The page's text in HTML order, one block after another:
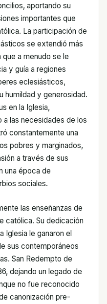
aportando su
importantes que
La participación de
se extendió más
a menudo se le
y guía a regiones
eclesiásticos,
humildad y generosidad.
en la Iglesia,
a las necesidades de los
constantemente una
pobres y marginados,
a través de sus
una época de
sociales.
las enseñanzas de
católica. Su dedicación
Iglesia le ganaron el
sus contemporáneos
San Redempto de
dejando un legado de
no fue reconocido
canonización pre-